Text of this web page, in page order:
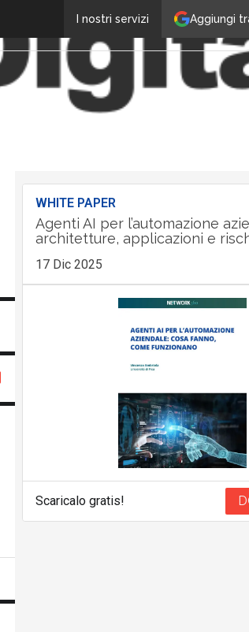
Aggiungi
I nostri servizi
WHITE PAPER
Agenti AI per l’automazione
architetture, applicazioni e
17 Dic 2025
Scaricalo gratis!